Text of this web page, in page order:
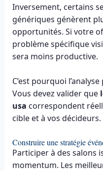
Inversement, certains
génériques génèrent
opportunités. Si votre
problème spécifique
sera moins productive.
C’est pourquoi
Vous devez valider que
usa correspondent
cible et à vos décideurs.
Construire une stratégie
Participer à des salons
momentum. Les